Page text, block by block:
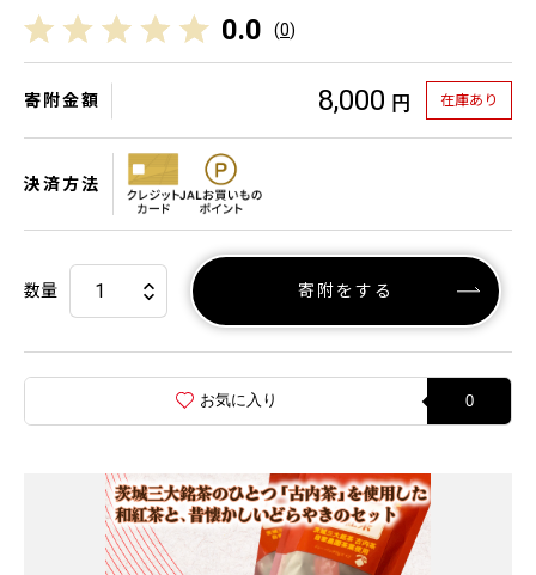
0.0 (0)
寄附金額 8,000 円 在庫あり
決済方法
数量 寄附をする
お気に入り 0